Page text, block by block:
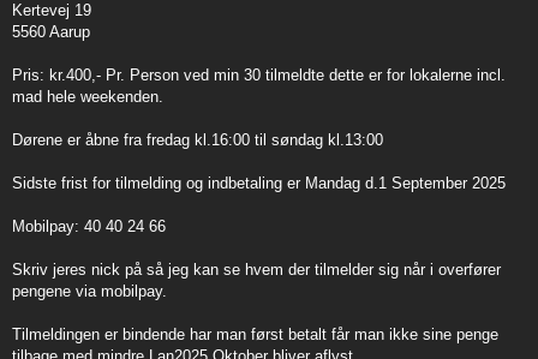
Kertevej 19
5560 Aarup
Pris: kr.400,- Pr. Person ved min 30 tilmeldte dette er for lokalerne incl.
mad hele weekenden.
Dørene er åbne fra fredag kl.16:00 til søndag kl.13:00
Sidste frist for tilmelding og indbetaling er Mandag d.1 September 2025
Mobilpay: 40 40 24 66
Skriv jeres nick på så jeg kan se hvem der tilmelder sig når i overfører
pengene via mobilpay.
Tilmeldingen er bindende har man først betalt får man ikke sine penge